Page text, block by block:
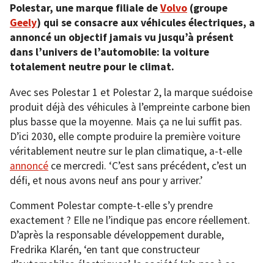
Polestar, une marque filiale deVolvo (groupe
Geely) qui se consacre aux véhicules électriques, a
annoncé un objectif jamais vu jusqu’à présent
dans l’univers de l’automobile: la voiture
totalement neutre pour le climat.
Avec ses Polestar 1 et Polestar 2, la marque suédoise
produit déjà des véhicules à l’empreinte carbone bien
plus basse que la moyenne. Mais ça ne lui suffit pas.
D’ici 2030, elle compte produire la première voiture
véritablement neutre sur le plan climatique, a-t-elle
annoncé ce mercredi. ‘C’est sans précédent, c’est un
défi, et nous avons neuf ans pour y arriver.’
Comment Polestar compte-t-elle s’y prendre
exactement ? Elle ne l’indique pas encore réellement.
D’après la responsable développement durable,
Fredrika Klarén, ‘en tant que constructeur